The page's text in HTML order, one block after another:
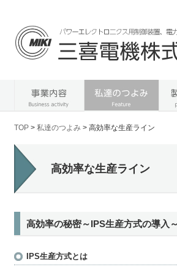
TOP > 私達のつよみ > 高効率な生産ライン
高効率な生産ライン
高効率の秘密～IPS生産方式の導入
IPS生産方式とは